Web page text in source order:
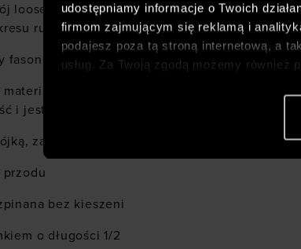
udostępniamy informacje o Twoich
firmom zajmującym się reklamą i
podajesz poza tą stroną internetową, a
usług. Za Twoją zgodą możemy
społecznościowych). Szczegółowe
loose dla zapewnienia komfortu podczas
ruchu
fason o długości do bioder
syntetycznego, który zapewnia
i jest łatwy w pielęgnacji
zapinaną na zamek
przodu
bez kieszeni
o długości 1/2